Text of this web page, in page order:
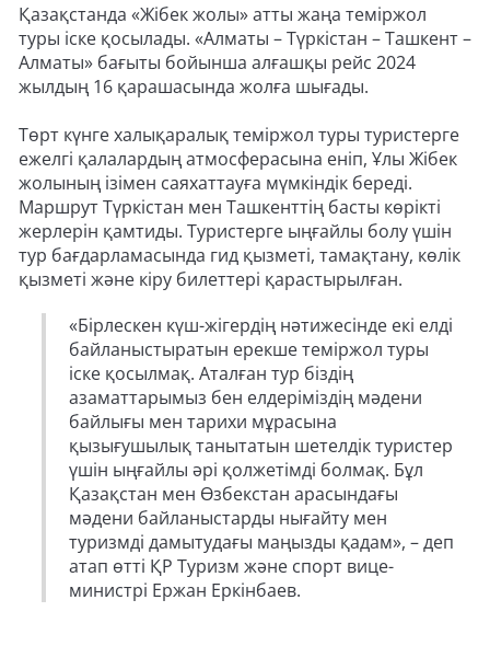
Қазақстанда «Жібек жолы» атты жаңа теміржол
туры іске қосылады. «Алматы – Түркістан – Ташкент –
Алматы» бағыты бойынша алғашқы рейс 2024
жылдың 16 қарашасында жолға шығады.
Төрт күнге халықаралық теміржол туры туристерге
ежелгі қалалардың атмосферасына еніп, Ұлы Жібек
жолының ізімен саяхаттауға мүмкіндік береді.
Маршрут Түркістан мен Ташкенттің басты көрікті
жерлерін қамтиды. Туристерге ыңғайлы болу үшін
тур бағдарламасында гид қызметі, тамақтану, көлік
қызметі және кіру билеттері қарастырылған.
«Бірлескен күш-жігердің нәтижесінде екі елді
байланыстыратын ерекше теміржол туры
іске қосылмақ. Аталған тур біздің
азаматтарымыз бен елдеріміздің мәдени
байлығы мен тарихи мұрасына
қызығушылық танытатын шетелдік туристер
үшін ыңғайлы әрі қолжетімді болмақ. Бұл
Қазақстан мен Өзбекстан арасындағы
мәдени байланыстарды нығайту мен
туризмді дамытудағы маңызды қадам», – деп
атап өтті ҚР Туризм және спорт вице-
министрі Ержан Еркінбаев.